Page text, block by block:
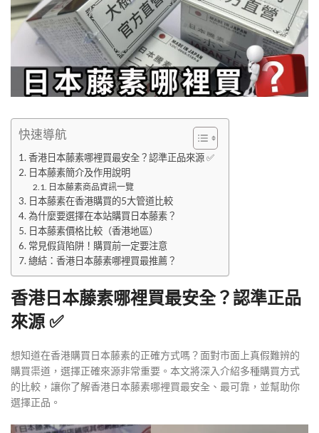
快速導航
香港日本藤素哪裡買最安全？認準正品來源 ✅
日本藤素簡介及作用說明
日本藤素商品資訊一覽
日本藤素在香港購買的5大管道比較
為什麼要選擇在本站購買日本藤素？
日本藤素價格比較（香港地區）
常見假貨陷阱！購買前一定要注意
總結：香港日本藤素哪裡買最推薦？
香港日本藤素哪裡買最安全？認準正品
來源 ✅
想知道在香港購買日本藤素的正確方式嗎？面對市面上真假難辨的
購買渠道，選擇正確來源非常重要。本文將深入介紹多種購買方式
的比較，讓你了解香港日本藤素哪裡買最安全、最可靠，並幫助你
選擇正品。